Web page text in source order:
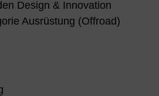
Design & Innovation
Ausrüstung (Offroad)